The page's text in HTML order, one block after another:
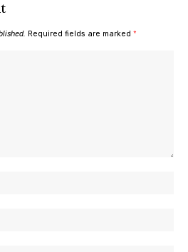
Required fields are marked *